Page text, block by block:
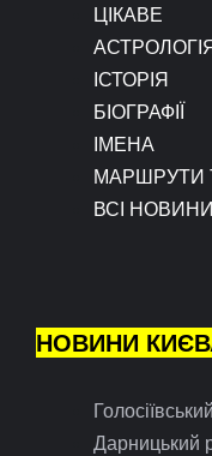
ЦІКАВЕ
ІСТОРІЯ
БІОГРАФІЇ
ІМЕНА
МАРШРУТИ
ВСІ НОВИНИ
НОВИНИ
Дарницький